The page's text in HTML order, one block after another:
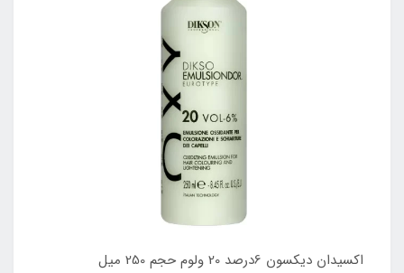
اکسیدان دیکسون 6درصد 20 ولوم حجم 250 میل